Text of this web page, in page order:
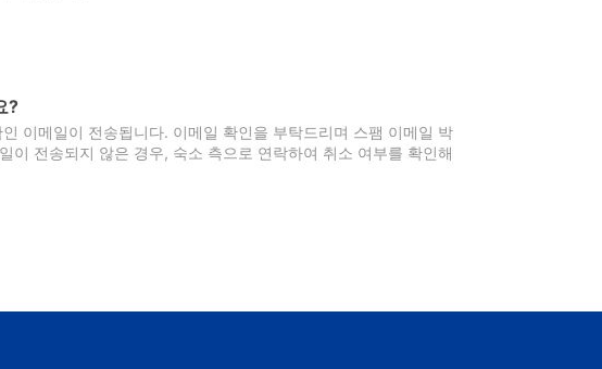
?
이메일이 전송됩니다. 이메일 확인을 부탁드리며 스팸 이메일 박
이 전송되지 않은 경우, 숙소 측으로 연락하여 취소 여부를 확인해